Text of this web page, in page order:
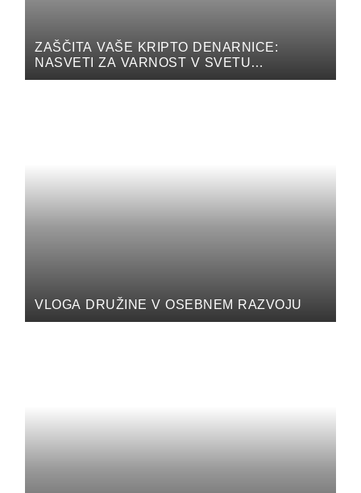
ZAŠČITA VAŠE KRIPTO DENARNICE:
NASVETI ZA VARNOST V SVETU
KRIPTOVALUT
VLOGA DRUŽINE V OSEBNEM RAZVOJU